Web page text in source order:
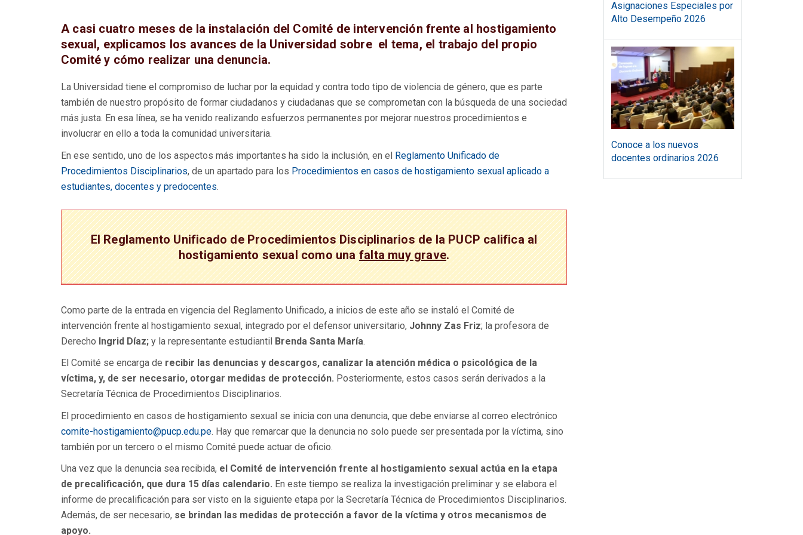
A casi cuatro meses de la instalación del Comité de intervención frente al hostigamiento
sexual, explicamos los avances de la Universidad sobre el tema, el trabajo del propio
Comité y cómo realizar una denuncia.
La Universidad tiene el compromiso de luchar por la equidad y contra todo tipo de violencia de género, que es parte
también de nuestro propósito de formar ciudadanos y ciudadanas que se comprometan con la búsqueda de una sociedad
más justa. En esa línea, se ha venido realizando esfuerzos permanentes por mejorar nuestros procedimientos e
involucrar en ello a toda la comunidad universitaria.
En ese sentido, uno de los aspectos más importantes ha sido la inclusión, en el Reglamento Unificado de
Procedimientos Disciplinarios, de un apartado para los Procedimientos en casos de hostigamiento sexual aplicado a
estudiantes, docentes y predocentes.
El Reglamento Unificado de Procedimientos Disciplinarios de la PUCP califica al
hostigamiento sexual como unafalta muy grave.
Como parte de la entrada en vigencia del Reglamento Unificado, a inicios de este año se instaló el Comité de
intervención frente al hostigamiento sexual, integrado por el defensor universitario, Johnny Zas Friz; la profesora de
Derecho Ingrid Díaz; y la representante estudiantil Brenda Santa María.
El Comité se encarga de recibir las denuncias y descargos, canalizar la atención médica o psicológica de la
víctima, y, de ser necesario, otorgar medidas de protección. Posteriormente, estos casos serán derivados a la
Secretaría Técnica de Procedimientos Disciplinarios.
El procedimiento en casos de hostigamiento sexual se inicia con una denuncia, que debe enviarse al correo electrónico
comite-hostigamiento@pucp.edu.pe. Hay que remarcar que la denuncia no solo puede ser presentada por la víctima, sino
también por un tercero o el mismo Comité puede actuar de oficio.
Una vez que la denuncia sea recibida, el Comité de intervención frente al hostigamiento sexual actúa en la etapa
de precalificación, que dura 15 días calendario. En este tiempo se realiza la investigación preliminar y se elabora el
informe de precalificación para ser visto en la siguiente etapa por la Secretaría Técnica de Procedimientos Disciplinarios.
Además, de ser necesario, se brindan las medidas de protección a favor de la víctima y otros mecanismos de
apoyo.
Asignaciones Especiales por
Alto Desempeño 2026
Conoce a los nuevos
docentes ordinarios 2026